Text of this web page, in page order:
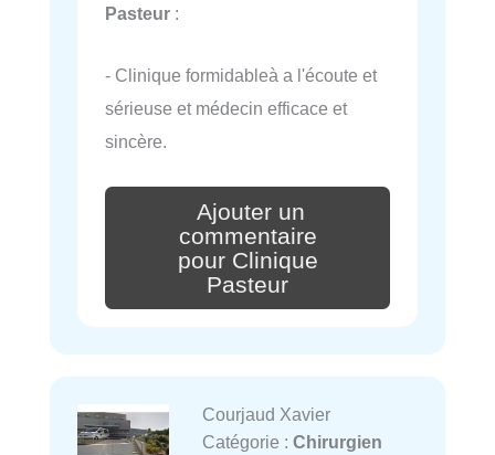
Pasteur :
- Clinique formidableà a l'écoute et
sérieuse et médecin efficace et
sincère.
Ajouter un
commentaire
pour Clinique
Pasteur
Courjaud Xavier
Catégorie : Chirurgien